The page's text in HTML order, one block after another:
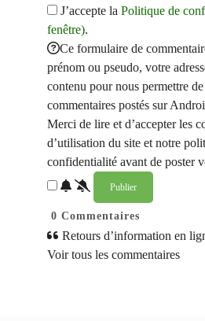
J’accepte la Politique de
fenêtre).
Ce formulaire de
prénom ou pseudo, votre
contenu pour nous permettre
commentaires postés sur
Merci de lire et d’accepter les
d’utilisation du site et notre
confidentialité avant de poster
0 Commentaires
Retours d’information en
Voir tous les commentaires